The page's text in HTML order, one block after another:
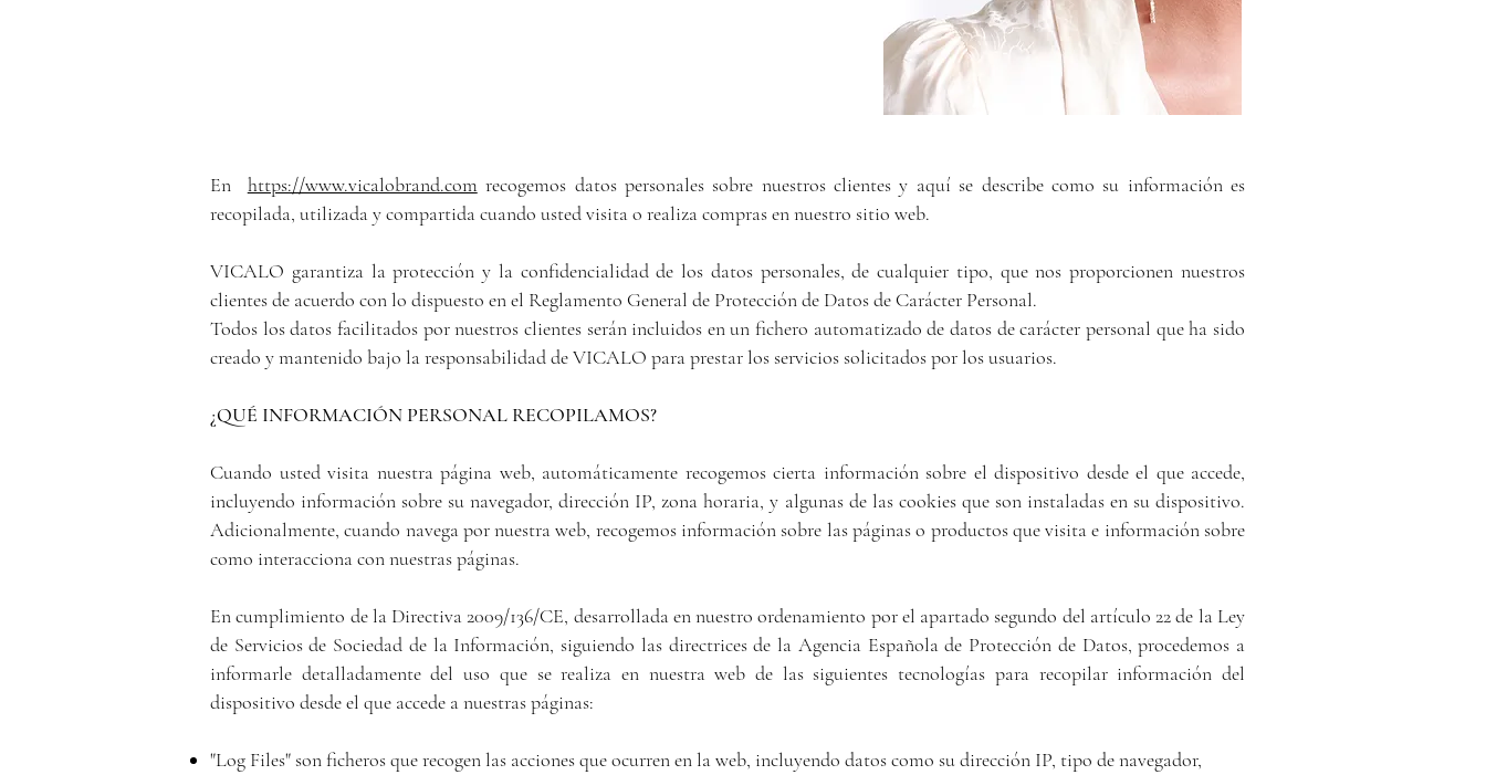
En https://www.vicalobrand.com recogemos datos personales sobre nuestros clientes y aquí se describe como su información es
recopilada, utilizada y compartida cuando usted visita o realiza compras en nuestro sitio web.
VICALO garantiza la protección y la confidencialidad de los datos personales, de cualquier tipo, que nos proporcionen nuestros
clientes de acuerdo con lo dispuesto en el Reglamento General de Protección de Datos de Carácter Personal.
Todos los datos facilitados por nuestros clientes serán incluidos en un fichero automatizado de datos de carácter personal que ha sido
creado y mantenido bajo la responsabilidad de VICALO para prestar los servicios solicitados por los usuarios.
¿QUÉ INFORMACIÓN PERSONAL RECOPILAMOS?
Cuando usted visita nuestra página web, automáticamente recogemos cierta información sobre el dispositivo desde el que accede,
incluyendo información sobre su navegador, dirección IP, zona horaria, y algunas de las cookies que son instaladas en su dispositivo.
Adicionalmente, cuando navega por nuestra web, recogemos información sobre las páginas o productos que visita e información sobre
como interacciona con nuestras páginas.
En cumplimiento de la Directiva 2009/136/CE, desarrollada en nuestro ordenamiento por el apartado segundo del artículo 22 de la Ley
de Servicios de Sociedad de la Información, siguiendo las directrices de la Agencia Española de Protección de Datos, procedemos a
informarle detalladamente del uso que se realiza en nuestra web de las siguientes tecnologías para recopilar información del
dispositivo desde el que accede a nuestras páginas:
"Log Files" son ficheros que recogen las acciones que ocurren en la web, incluyendo datos como su dirección IP, tipo de navegador,